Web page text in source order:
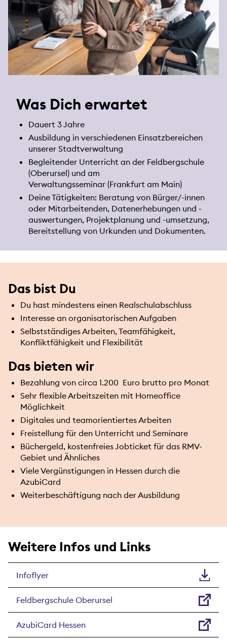
Was Dich erwartet
Dauert 3 Jahre
Ausbildung in verschiedenen Einsatzbereichen
unserer Stadtverwaltung
Begleitender Unterricht an der Feldbergschule
(Oberursel) und am
Verwaltungsseminar (Frankfurt am Main)
Deine Tätigkeiten: Beratung von Bürger/-innen
oder Mitarbeitenden, Datenerhebungen und -
auswertungen, Projektplanung und -umsetzung,
Bereitstellung von Urkunden und Dokumenten.
Das bist Du
Du hast mindestens einen Realschulabschluss
Interesse an organisatorischen Aufgaben
Selbstständiges Arbeiten, Teamfähigkeit,
Konfliktfähigkeit und Flexibilität
Das bieten wir
Bezahlung von circa 1.200 Euro brutto pro Monat
Sehr flexible Arbeitszeiten mit Homeoffice
Möglichkeit
Digitales und teamorientiertes Arbeiten
Freistellung für den Unterricht und Seminare
Büchergeld, kostenfreies Jobticket für das RMV-
Gebiet und Ähnliches
Viele Vergünstigungen in Hessen durch die
AzubiCard
Weiterbeschäftigung nach der Ausbildung
Weitere Infos und Links
Infoflyer
Feldbergschule Oberursel
AzubiCard Hessen